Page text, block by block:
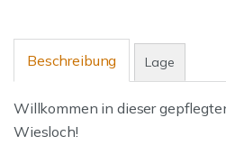
Beschreibung Lage
Willkommen in dieser
Wiesloch!